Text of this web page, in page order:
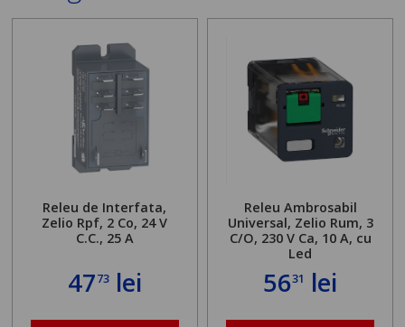
Releu de Interfata,
Zelio Rpf, 2 Co, 24 V
C.C., 25 A
4773lei
Releu Ambrosabil
Universal, Zelio Rum, 3
C/O, 230 V Ca, 10 A, cu
Led
5631 lei